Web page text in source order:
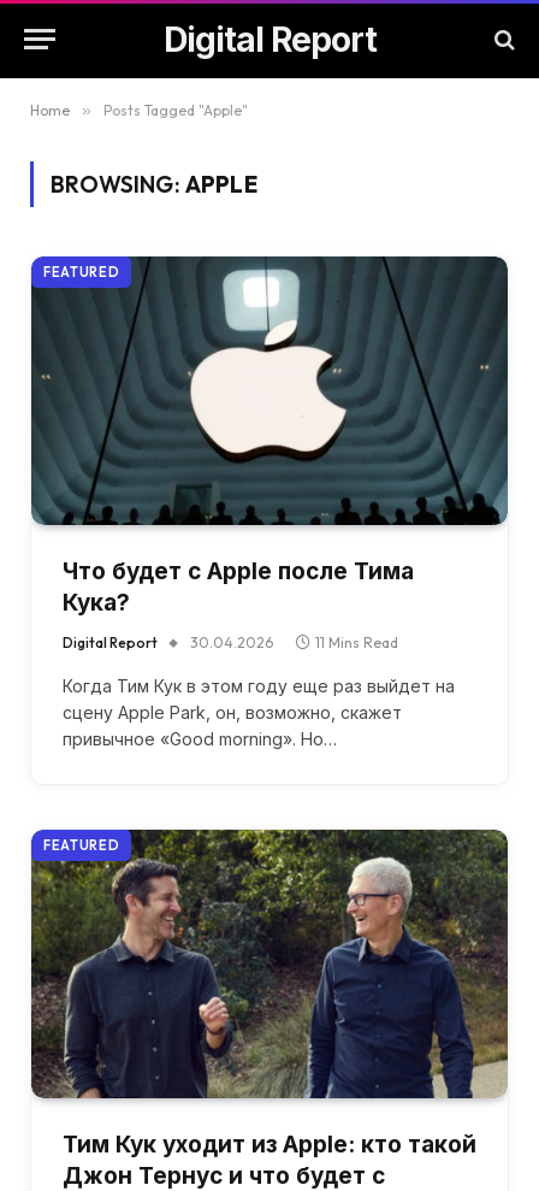
Digital Report
Home » Posts Tagged "Apple"
BROWSING: APPLE
FEATURED
Что будет с Apple после Тима
Кука?
Digital Report 30.04.2026 11 Mins Read
Когда Тим Кук в этом году еще раз выйдет на
сцену Apple Park, он, возможно, скажет
привычное «Good morning». Но…
FEATURED
Тим Кук уходит из Apple: кто такой
Джон Тернус и что будет с